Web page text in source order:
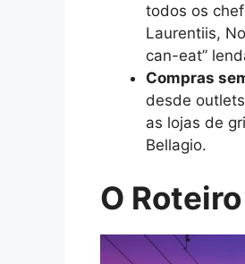
todos os
Laurentiis,
can-eat”
Compras
desde
as lojas de
Bellagio.
O